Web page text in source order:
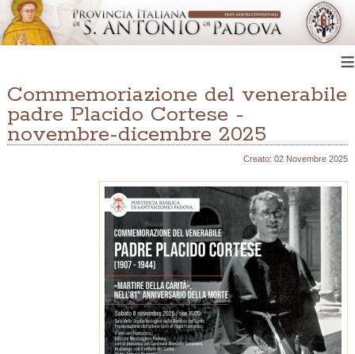
≡
Commemoriazione del venerabile
padre Placido Cortese -
novembre-dicembre 2025
Creato: 02 Novembre 2025